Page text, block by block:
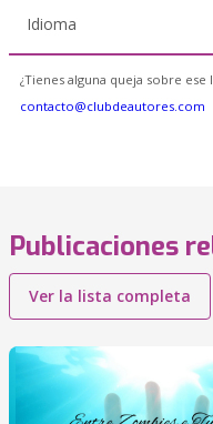
Idioma
¿Tienes alguna queja sobre
contacto@clubdeautores.com
Publicaciones
Ver la lista completa